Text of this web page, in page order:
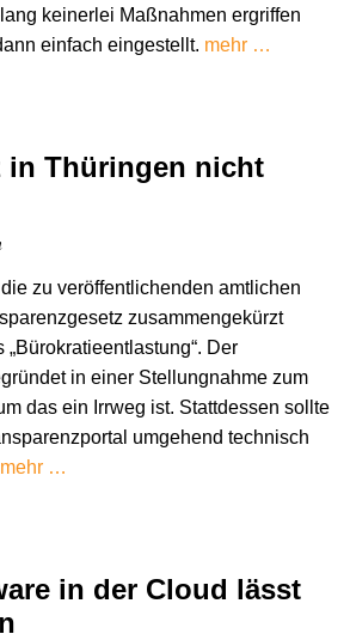
keinerlei Maßnahmen ergriffen
einfach eingestellt. mehr …
in Thüringen nicht
zu veröffentlichenden amtlichen
zusammengekürzt
Der
in einer Stellungnahme zum
das ein Irrweg ist. Stattdessen sollte
umgehend technisch
mehr …
in der Cloud lässt